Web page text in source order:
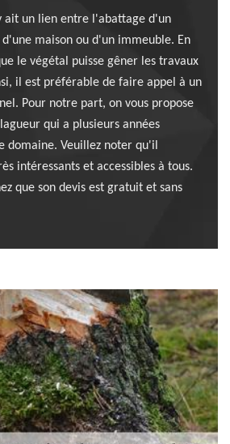
ait un lien entre l'abattage d'un
maison ou d'un immeuble. En
le végétal puisse gêner les travaux
il est préférable de faire appel à un
Pour notre part, on vous propose
qui a plusieurs années
domaine. Veuillez noter qu'il
intéressants et accessibles à tous.
que son devis est gratuit et sans